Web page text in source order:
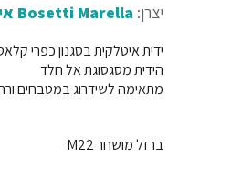
יצרן: Bosetti Marella איטליה
ידית איטלקית בסגנון כפרי
הידית מסגסוגת אל חלד
מתאימה לשידרוג במטבחים
ברזל מושחר M22